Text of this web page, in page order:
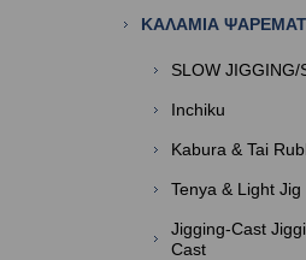
ΚΑΛΑΜΙΑ
SLOW JIGGING/
Inchiku
Kabura & Tai
Tenya & Light Jig
Jigging-Cast
Cast